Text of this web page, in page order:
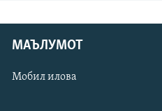
МАЪЛУМОТ
Мобил илова